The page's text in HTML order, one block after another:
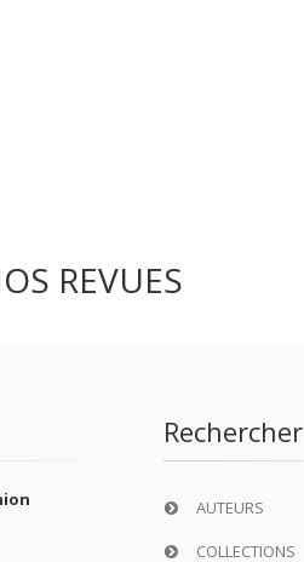
REVUES
Rechercher
AUTEURS
COLLECTIONS